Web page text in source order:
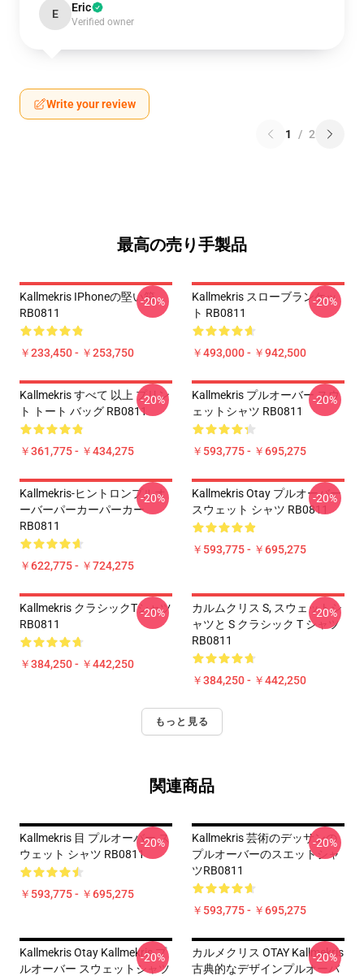
E Eric
Verified owner
Write your review
1 / 2
最高の売り手製品
Kallmekris IPhoneの堅い箱
RB0811
￥233,450 - ￥253,750
-20%
Kallmekris スローブランケッ
ト RB0811
￥493,000 - ￥942,500
-20%
Kallmekris すべて 以上 プリン
ト トート バッグ RB0811
￥361,775 - ￥434,275
-20%
Kallmekris プルオーバー スウ
ェットシャツ RB0811
￥593,775 - ￥695,275
-20%
Kallmekris-ヒントロンプルオ
ーバーパーカーパーカー
RB0811
￥622,775 - ￥724,275
-20%
Kallmekris Otay プルオーバー
スウェット シャツ RB0811
￥593,775 - ￥695,275
-20%
Kallmekris クラシックTシャツ
RB0811
￥384,250 - ￥442,250
-20%
カルムクリス S, スウェットシ
ャツと S クラシック T シャツ
RB0811
￥384,250 - ￥442,250
-20%
もっと見る
関連商品
Kallmekris 目 プルオーバー ス
ウェット シャツ RB0811
￥593,775 - ￥695,275
-20%
Kallmekris 芸術のデッサンの
プルオーバーのスエットシャ
ツRB0811
￥593,775 - ￥695,275
-20%
Kallmekris Otay Kallmekris プ
ルオーバー スウェットシャツ
-20%
カルメクリス OTAY Kallmekris
古典的なデザインプルオーバ
-20%